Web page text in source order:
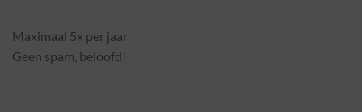
Maximaal 5x per jaar.
Geen spam, beloofd!